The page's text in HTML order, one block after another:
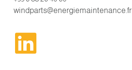
windparts@energiemaintenance.fr